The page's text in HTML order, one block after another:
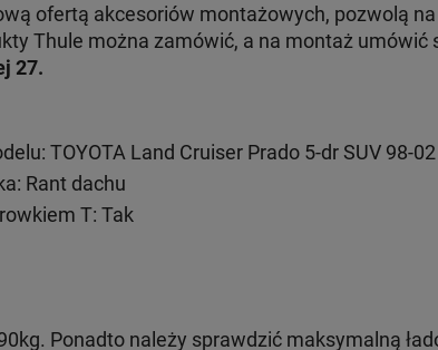
ofertą akcesoriów montażowych, pozwolą
Thule można zamówić, a na montaż
27.
TOYOTA Land Cruiser Prado 5-dr SUV 98-02
Rant dachu
T: Tak
Ponadto należy sprawdzić maksymalną